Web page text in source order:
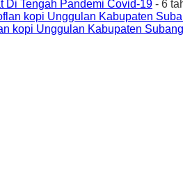
Di Tengah Pandemi Covid-19 - 6
kopi Unggulan Kabupaten Subang